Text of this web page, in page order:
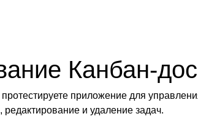
Канбан-
приложение для
и удаление задач.